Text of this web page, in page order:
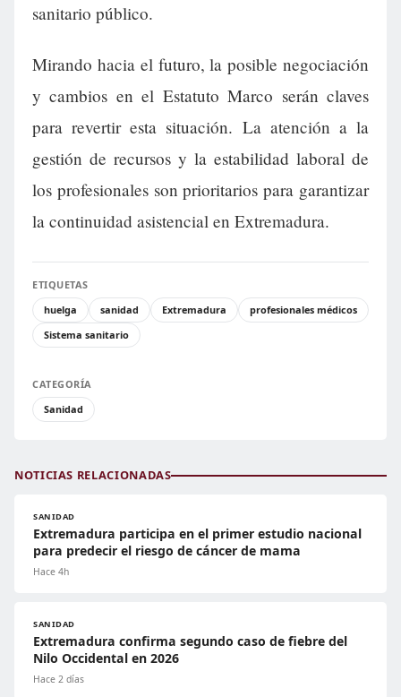
sanitario público.
Mirando hacia el futuro, la posible negociación
y cambios en el Estatuto Marco serán claves
para revertir esta situación. La atención a la
gestión de recursos y la estabilidad laboral de
los profesionales son prioritarios para garantizar
la continuidad asistencial en Extremadura.
ETIQUETAS
huelga
sanidad Extremadura
profesionales médicos
Sistema sanitario
CATEGORÍA
Sanidad
NOTICIAS RELACIONADAS
SANIDAD
Extremadura participa en el primer estudio nacional
para predecir el riesgo de cáncer de mama
Hace 4h
SANIDAD
Extremadura confirma segundo caso de fiebre del
Nilo Occidental en 2026
Hace 2 días